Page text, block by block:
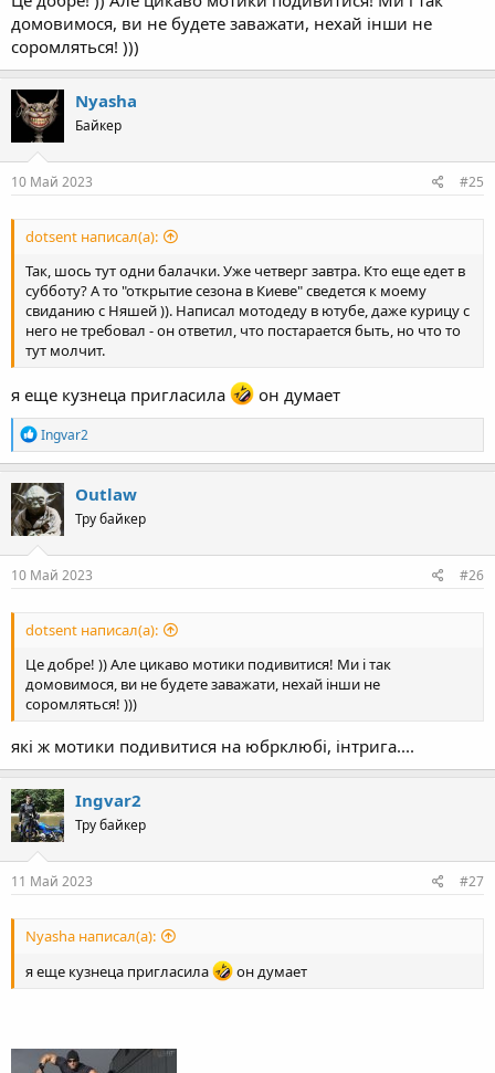
домовимося, ви не будете заважати, нехай інши не
соромляться! )))
Nyasha
Байкер
10 Май 2023 #25
dotsent написал(а):
Так, шось тут одни балачки. Уже четверг завтра. Кто еще едет в
субботу? А то "открытие сезона в Киеве" сведется к моему
свиданию с Няшей )). Написал мотодеду в ютубе, даже курицу с
него не требовал - он ответил, что постарается быть, но что то
тут молчит.
я еще кузнеца пригласила он думает
R
e
a
c
t
i
o
n
s
Ingvar2
Outlaw
Тру байкер
10 Май 2023 #26
dotsent написал(а):
Це добре! )) Але цикаво мотики подивитися! Ми і так
домовимося, ви не будете заважати, нехай інши не
соромляться! )))
які ж мотики подивитися на юбрклюбі, інтрига....
Ingvar2
Тру байкер
11 Май 2023 #27
Nyasha написал(а):
я еще кузнеца пригласила
он думает